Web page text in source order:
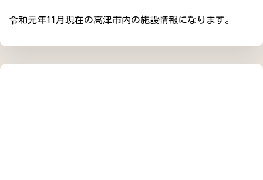
令和元年11月現在の高津市内の施設情報になります。